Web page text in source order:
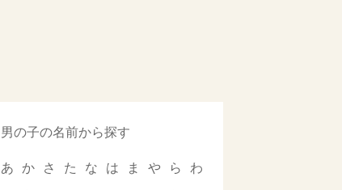
男の子の名前から探す
あ か さ
た
な は
ま
や ら わ